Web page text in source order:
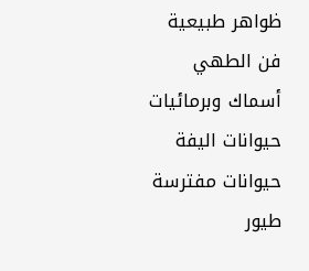
ظواهر طبيعية
فن الطهي
أسماك وبرمائيات
حيوانات اليفة
حيوانات مفترسة
طيور